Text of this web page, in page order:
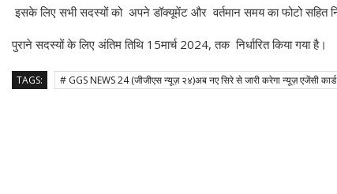
इसके लिए सभी सदस्यों को अपने डॉक्यूमेंट और वर्तमान समय का फोटो सहित
पुराने सदस्यों के लिए अंतिम तिथि 15मार्च 2024, तक निर्धारित किया गया है।
TAGS: # GGS NEWS 24 (जीजीएस न्यूज़ २४)अब नए सिरे से जारी करेगा न्यूज़ एजेंसी कार्ड